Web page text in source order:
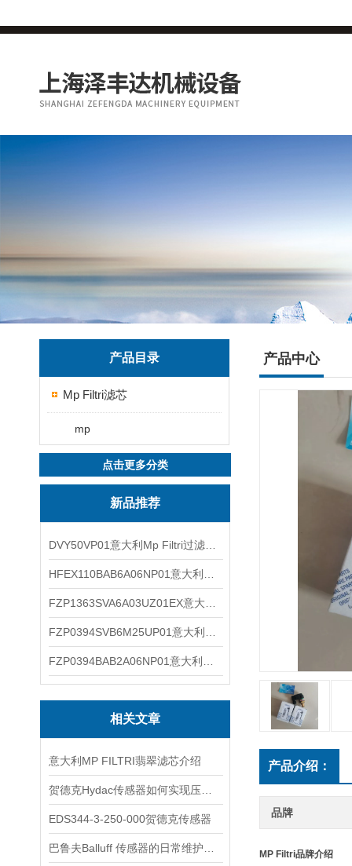
产品目录
Mp Filtri滤芯
mp
点击更多分类
新品推荐
相关文章
意大利MP FILTRI翡翠滤芯介绍
EDS344-3-250-000贺德克传感器
产品中心
产品介绍：
品牌
MP Filtri品牌介绍